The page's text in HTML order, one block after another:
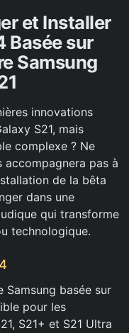
et Installer
Basée sur
Samsung
innovations
S21, mais
complexe ? Ne
pas à
de la bêta
dans une
qui transforme
technologique.
Samsung basée sur
pour les
S21+ et S21 Ultra